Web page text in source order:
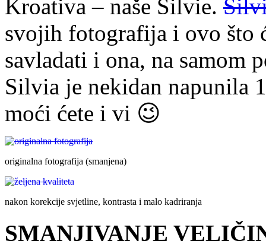
Kroativa – naše Silvie.
svojih fotografija i ovo što
savladati i ona, na samom
Silvia je nekidan napunila
moći ćete i vi 😉
originalna fotografija (smanjena)
nakon korekcije svjetline, kontrasta i malo kadriranja
SMANJIVANJE